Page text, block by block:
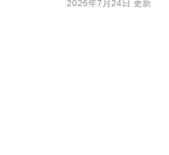
2026年7月24日 更新